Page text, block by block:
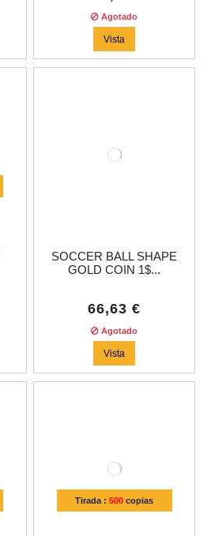
Agotado
Vista
SOCCER BALL SHAPE
GOLD COIN 1$...
66,63 €
Agotado
Vista
Tirada :500 copias